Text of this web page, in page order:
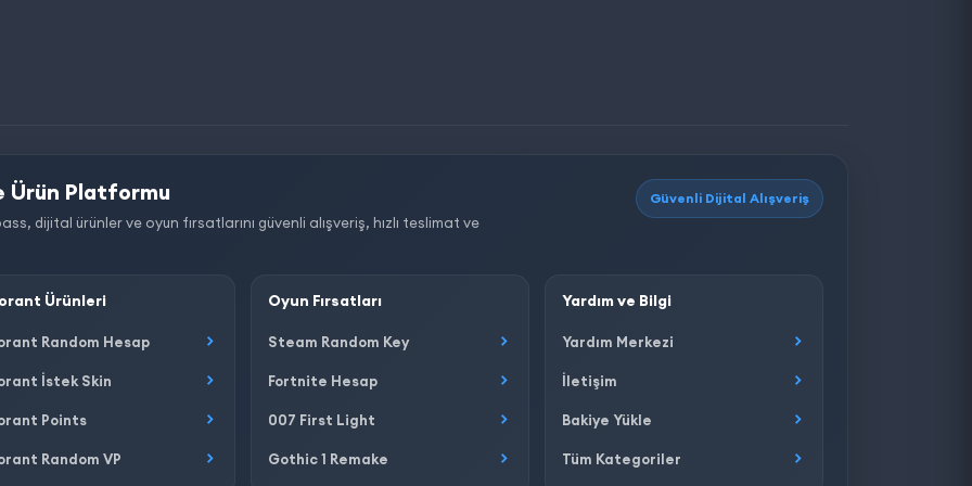
Ürün Platformu
dijital ürünler ve oyun fırsatlarını güvenli alışveriş, hızlı teslimat ve
Güvenli Dijital Alışveriş
Ürünleri
Random Hesap
İstek Skin
Points
Random VP
Oyun Fırsatları
Steam Random Key
Fortnite Hesap
007 First Light
Gothic 1 Remake
Yardım ve Bilgi
Yardım Merkezi
İletişim
Bakiye Yükle
Tüm Kategoriler